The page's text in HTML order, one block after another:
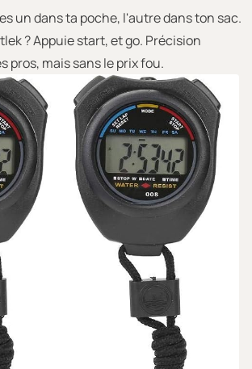
un dans ta poche, l'autre dans ton sac.
? Appuie start, et go. Précision
pros, mais sans le prix fou.